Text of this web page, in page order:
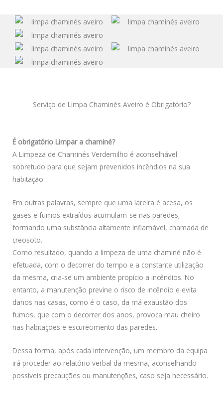
Serviço de Limpa Chaminés Aveiro é Obrigatório?
É obrigatório Limpar a chaminé?
A Limpeza de Chaminés Verdemilho é aconselhável
sobretudo para que sejam prevenidos incêndios na sua
habitação.
Em outras palavras, sempre que uma lareira é acesa, os
gases e fumos extraídos acumulam-se nas paredes,
formando uma substância altamente inflamável, chamada de
creosoto.
Como resultado, quando a limpeza de uma chaminé não é
efetuada, com o decorrer do tempo e a constante utilização
da mesma, cria-se um ambiente propício a incêndios. No
entanto, a manutenção previne o risco de incêndio e evita
danos nas casas, como é o caso, da má exaustão dos
fumos, que com o decorrer dos anos, provoca mau cheiro
nas habitações e escurecimento das paredes.
Dessa forma, após cada intervenção, um membro da equipa
irá proceder ao relatório verbal da mesma, aconselhando
possíveis precauções ou manutenções, caso seja necessário.